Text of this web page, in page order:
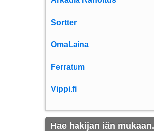
Sortter
OmaLaina
Ferratum
Vippi.fi
Hae hakijan iän mukaan.